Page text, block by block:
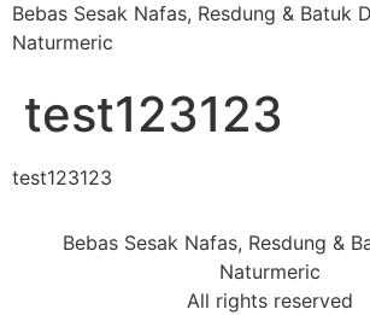
Bebas Sesak Nafas, Resdung & Batuk
Naturmeric
test123123
test123123
Bebas Sesak Nafas, Resdung &
Naturmeric
All rights reserved